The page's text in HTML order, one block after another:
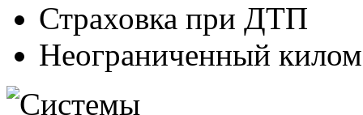
Страховка при ДТП
Неограниченный